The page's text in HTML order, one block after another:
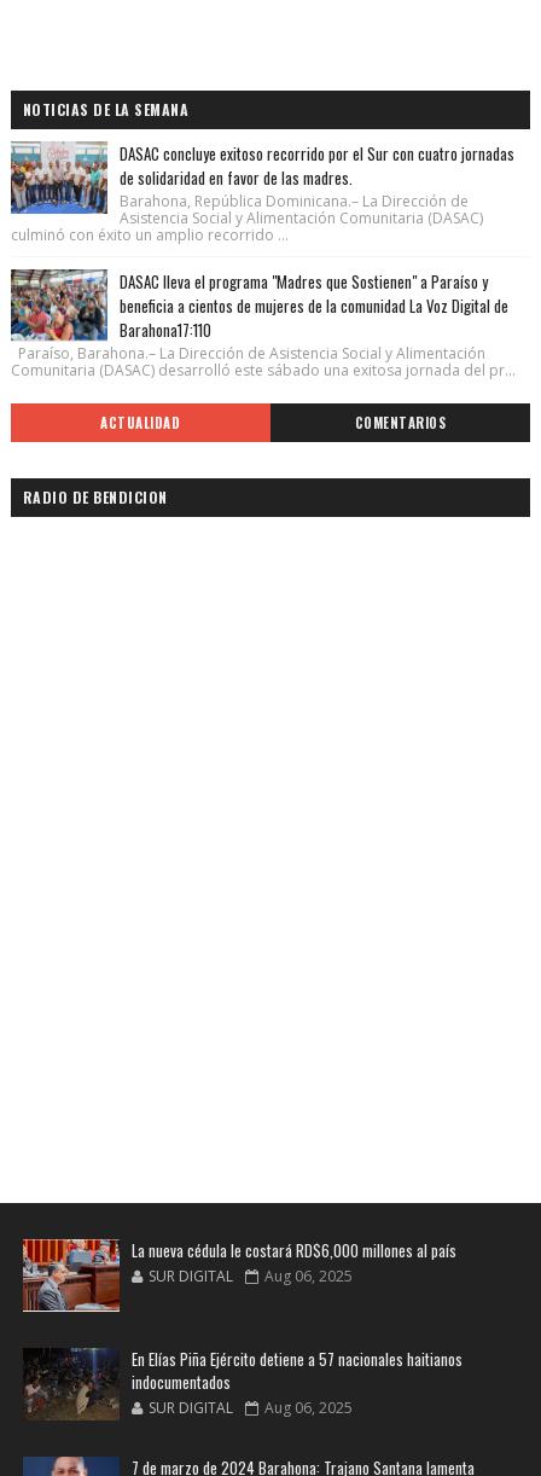
NOTICIAS DE LA SEMANA
DASAC concluye exitoso recorrido por el Sur con cuatro jornadas
de solidaridad en favor de las madres.
Barahona, República Dominicana.– La Dirección de
Asistencia Social y Alimentación Comunitaria (DASAC)
culminó con éxito un amplio recorrido ...
DASAC lleva el programa "Madres que Sostienen" a Paraíso y
beneficia a cientos de mujeres de la comunidad La Voz Digital de
Barahona17:110
Paraíso, Barahona.– La Dirección de Asistencia Social y Alimentación
Comunitaria (DASAC) desarrolló este sábado una exitosa jornada del pr...
ACTUALIDAD COMENTARIOS
RADIO DE BENDICION
La nueva cédula le costará RD$6,000 millones al país
SUR DIGITAL Aug 06, 2025
En Elías Piña Ejército detiene a 57 nacionales haitianos
indocumentados
SUR DIGITAL Aug 06, 2025
7 de marzo de 2024 Barahona: Trajano Santana lamenta